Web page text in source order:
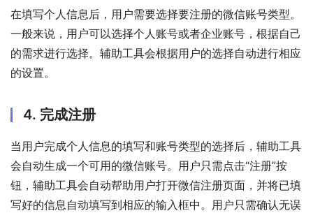
在填写个人信息后，用户需要选择要注册的微信账号类型。
一般来说，用户可以选择个人账号或者企业账号，根据自己
的需求进行选择。辅助工具会根据用户的选择自动进行相应
的设置。
4. 完成注册
当用户完成个人信息的填写和账号类型的选择后，辅助工具
会自动生成一个可用的微信账号。用户只需点击“注册”按
钮，辅助工具会自动帮助用户打开微信注册页面，并将已填
写好的信息自动填写到相应的输入框中。用户只需确认无误